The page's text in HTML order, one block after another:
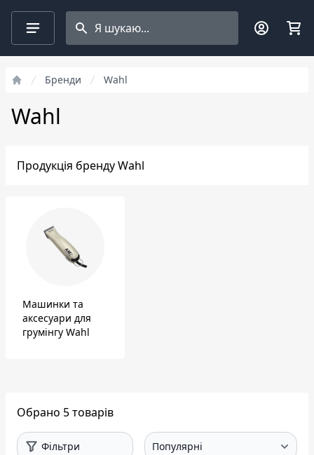
Search projects
Бренди Wahl
Wahl
Продукція бренду Wahl
Машинки та
аксесуари для
грумінгу Wahl
Обрано 5 товарів
Фільтри
Фільтри